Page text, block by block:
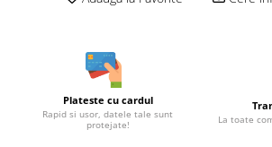
Plateste cu cardul
Rapid si usor, datele tale sunt
protejate!
La toate